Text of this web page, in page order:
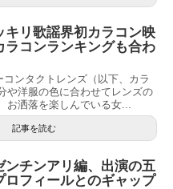
キリ歌謡界初カラコン映
ラコンランキングも合わ
ンタクトレンズ（以下、カラ
や洋服の色に合わせてレンズの
お洒落を楽しんでいる女...
記事を読む
ンチンアリ編、出演の五
ロフィールとのギャップ